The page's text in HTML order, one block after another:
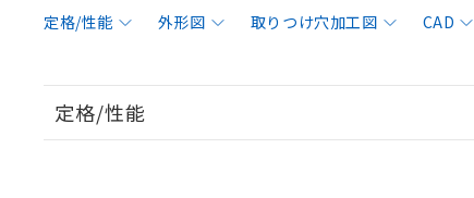
定格/性能 外形図 取りつけ穴加工図 CAD
定格/性能